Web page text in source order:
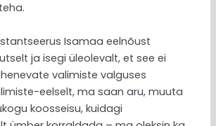
Isamaa eelnõust
ja isegi üleolevalt, et see ei
valimiste valguses
eelselt, ma saan aru, muuta
koosseisu, kuidagi